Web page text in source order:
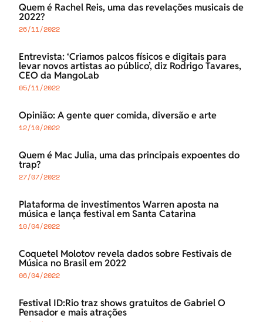
Quem é Rachel Reis, uma das revelações musicais de
2022?
26/11/2022
Entrevista: ‘Criamos palcos físicos e digitais para
levar novos artistas ao público’, diz Rodrigo Tavares,
CEO da MangoLab
05/11/2022
Opinião: A gente quer comida, diversão e arte
12/10/2022
Quem é Mac Julia, uma das principais expoentes do
trap?
27/07/2022
Plataforma de investimentos Warren aposta na
música e lança festival em Santa Catarina
10/04/2022
Coquetel Molotov revela dados sobre Festivais de
Música no Brasil em 2022
06/04/2022
Festival ID:Rio traz shows gratuitos de Gabriel O
Pensador e mais atrações